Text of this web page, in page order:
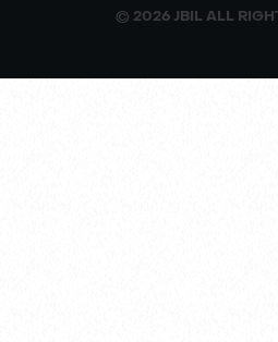
© 2026 JBIL ALL